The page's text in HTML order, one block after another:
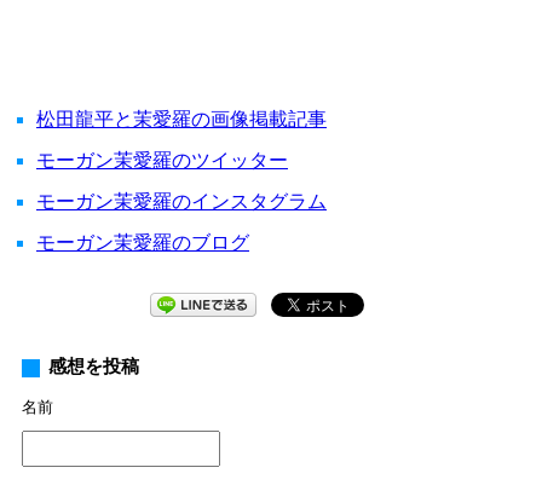
松田龍平と茉愛羅の画像掲載記事
モーガン茉愛羅のツイッター
モーガン茉愛羅のインスタグラム
モーガン茉愛羅のブログ
感想を投稿
名前